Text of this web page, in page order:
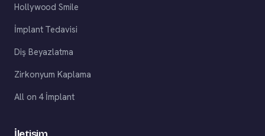
Hollywood Smile
İmplant Tedavisi
Diş Beyazlatma
Zirkonyum Kaplama
All on 4 İmplant